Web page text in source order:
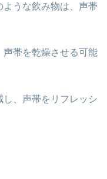
うな飲み物は、声帯
帯を乾燥させる可能
、声帯をリフレッシ